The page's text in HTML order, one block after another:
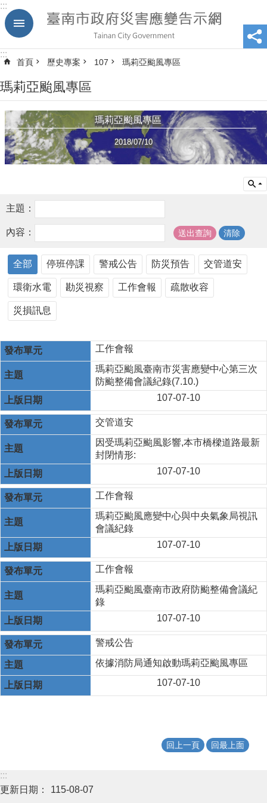
跳到主要內容區塊
:::
:::
首頁 歷史專案 107 瑪莉亞颱風專區
瑪莉亞颱風專區
瑪莉亞颱風專區
2018/07/10
主題：
內容：
全部 停班停課 警戒公告 防災預告 交管道安
環衛水電 勘災視察 工作會報 疏散收容
災損訊息
工作會報
瑪莉亞颱風臺南市災害應變中心第三次
防颱整備會議紀錄(7.10.)
107-07-10
交管道安
因受瑪莉亞颱風影響,本市橋樑道路最新
封閉情形:
107-07-10
工作會報
瑪莉亞颱風應變中心與中央氣象局視訊
會議紀錄
107-07-10
工作會報
瑪莉亞颱風臺南市政府防颱整備會議紀
錄
107-07-10
警戒公告
依據消防局通知啟動瑪莉亞颱風專區
107-07-10
回上一頁 回最上面
:::
更新日期：
115-08-07